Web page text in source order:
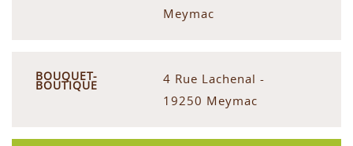
Meymac
BOUQUET-
BOUTIQUE
4 Rue Lachenal -
19250 Meymac